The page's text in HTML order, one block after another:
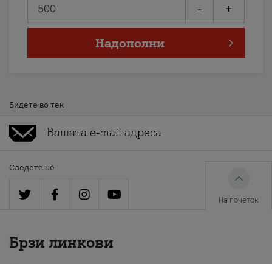
- +
Надополни
Бидете во тек
Следете нè
На почеток
Брзи линкови